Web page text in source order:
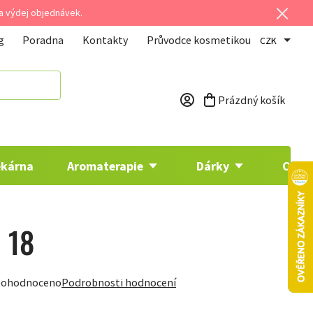
výdej objednávek.
Poradna Kontakty Průvodce kosmetikou CZK
Nákupní košík
Prázdný košík
Aromaterapie Dárky
Podrobnosti hodnocení